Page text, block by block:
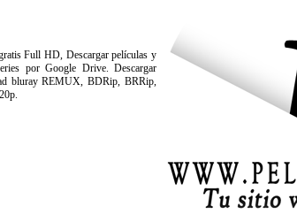
Full HD, Descargar películas y
por Google Drive. Descargar
bluray REMUX, BDRip, BRRip,